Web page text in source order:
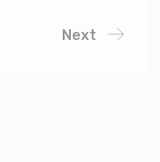
Next